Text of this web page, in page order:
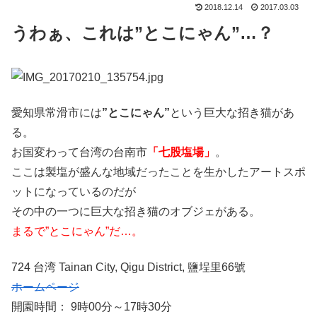
2018.12.14 2017.03.03
うわぁ、これは”とこにゃん”…？
愛知県常滑市には”とこにゃん”という巨大な招き猫があ
る。
お国変わって台湾の台南市 「七股塩場」 。
ここは製塩が盛んな地域だったことを生かしたアートスポ
ットになっているのだが
その中の一つに巨大な招き猫のオブジェがある。
まるで”とこにゃん”だ…。
724 台湾 Tainan City, Qigu District, 鹽埕里66號
ホームページ
開園時間： 9時00分～17時30分